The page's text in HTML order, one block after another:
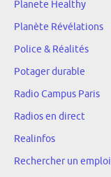
Planete Healthy
Planète Révélations
Police & Réalités
Potager durable
Radio Campus Paris
Radios en direct
Realinfos
Rechercher un emploi